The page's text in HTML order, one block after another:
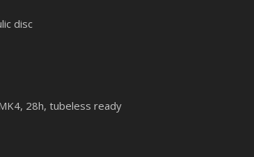
disc
28h, tubeless ready